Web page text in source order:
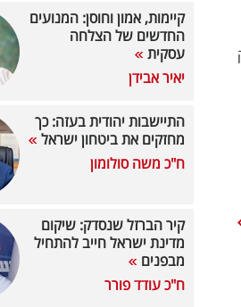
קיימות, אמון וחוסן: המנועים
החדשים של הצלחה
עסקית
יאיר אבידן
התיישבות יהודית בעזה: כך
מחזקים את ביטחון ישראל
ח"כ משה סולומון
קיר הברזל שנסדק: שיקום
מדינת ישראל חייב להתחיל
מבפנים
ח"כ עודד פורר